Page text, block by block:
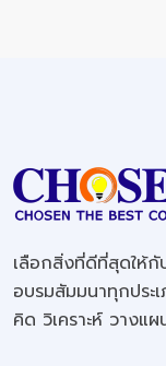
เลือกสิ่งที่ดีที่สุดให้
อบรมสัมมนาทุกประ
คิด วิเคราะห์ วางแ